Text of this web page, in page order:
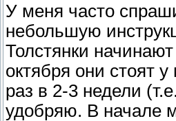
У меня часто
небольшую
Толстянки
октября они стоят
раз в 2-3 недели
удобряю. В начале